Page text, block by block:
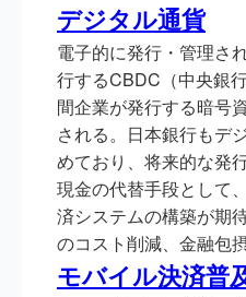
デジタル通貨
電子的に発行・管理さ
行するCBDC（中央銀
間企業が発行する暗号
される。日本銀行もデ
めており、将来的な発
現金の代替手段として
済システムの構築が期
のコスト削減、金融包
モバイル決済普